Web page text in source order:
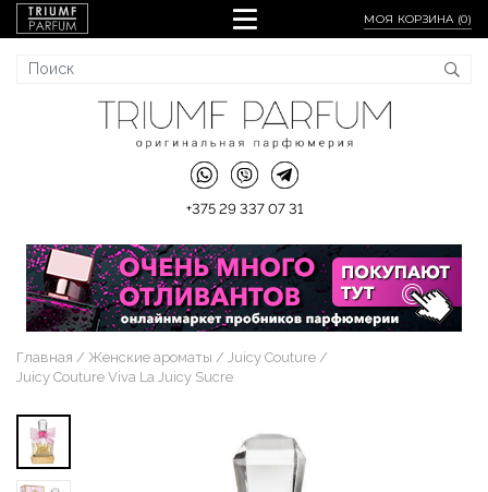
МОЯ КОРЗИНА (0)
+375 29 337 07 31
Главная Женские ароматы
Juicy Couture
Juicy Couture Viva La Juicy Sucre